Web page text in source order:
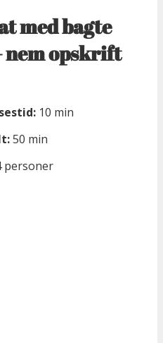
med bagte
opskrift
10 min
50 min